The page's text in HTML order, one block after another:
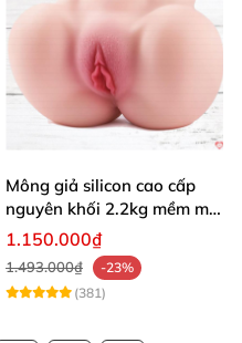
Mông giả silicon cao cấp
nguyên khối 2.2kg mềm mại
khít bóp cực thật
1.150.000₫
1.493.000₫
-23%
(381)